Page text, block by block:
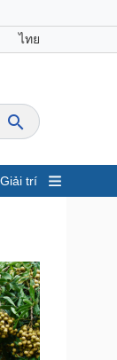
ไทย
Giải trí